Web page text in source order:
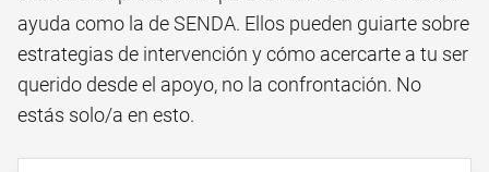
ayuda como la de SENDA. Ellos pueden guiarte sobre
estrategias de intervención y cómo acercarte a tu ser
querido desde el apoyo, no la confrontación. No
estás solo/a en esto.